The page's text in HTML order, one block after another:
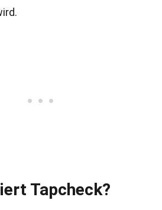
Tapcheck?